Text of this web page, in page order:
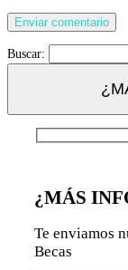
Buscar:
¿MÁS
Te enviamos
Becas